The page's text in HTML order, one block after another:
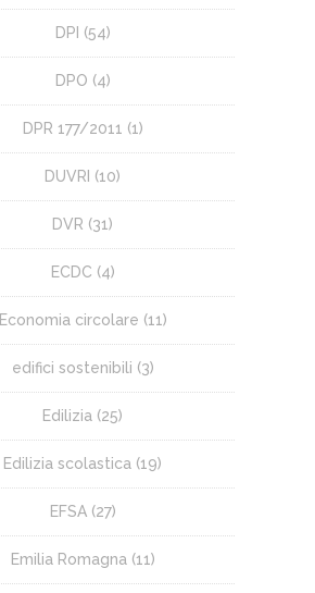
DPI (54)
DPO (4)
DPR 177/2011 (1)
DUVRI (10)
DVR (31)
ECDC (4)
Economia circolare (11)
edifici sostenibili (3)
Edilizia (25)
Edilizia scolastica (19)
EFSA(27)
Emilia Romagna (11)